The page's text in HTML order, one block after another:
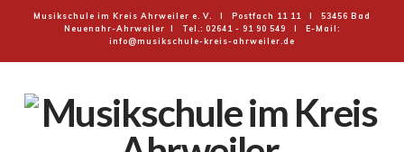
Musikschule im Kreis Ahrweiler e. V. I Postfach 11 11 I 53456 Bad
Neuenahr-Ahrweiler I Tel.: 02641 - 91 90 549 I E-Mail:
info@musikschule-kreis-ahrweiler.de
MUSIKSCHULE